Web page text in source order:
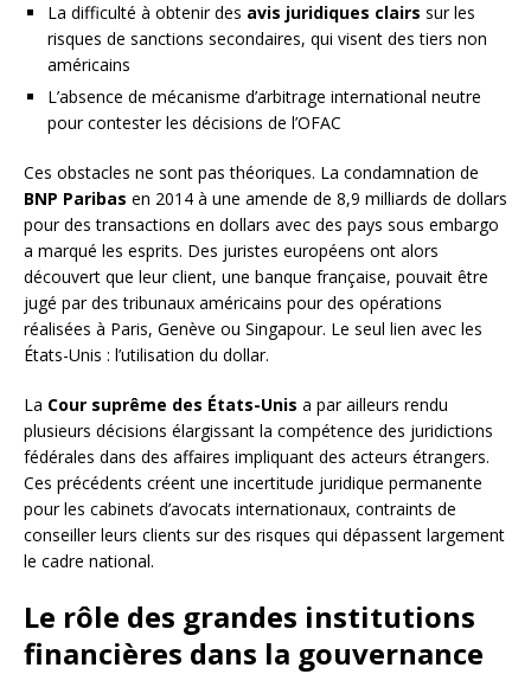
La difficulté à obtenir des avis juridiques clairs sur les
risques de sanctions secondaires, qui visent des tiers non
américains
L’absence de mécanisme d’arbitrage international neutre
pour contester les décisions de l’OFAC
Ces obstacles ne sont pas théoriques. La condamnation de
BNP Paribas en 2014 à une amende de 8,9 milliards de dollars
pour des transactions en dollars avec des pays sous embargo
a marqué les esprits. Des juristes européens ont alors
découvert que leur client, une banque française, pouvait être
jugé par des tribunaux américains pour des opérations
réalisées à Paris, Genève ou Singapour. Le seul lien avec les
États-Unis : l’utilisation du dollar.
La Cour suprême des États-Unis a par ailleurs rendu
plusieurs décisions élargissant la compétence des juridictions
fédérales dans des affaires impliquant des acteurs étrangers.
Ces précédents créent une incertitude juridique permanente
pour les cabinets d’avocats internationaux, contraints de
conseiller leurs clients sur des risques qui dépassent largement
le cadre national.
Le rôle des grandes institutions
financières dans la gouvernance